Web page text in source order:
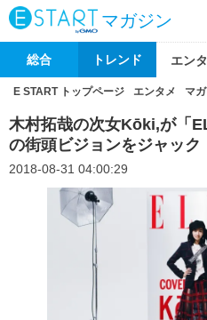
マガジン
総合 トレンド エン
E START トップページ エンタメ マ
木村拓哉の次女Kōki,が「
の街頭ビジョンをジャック
2018-08-31 04:00:29